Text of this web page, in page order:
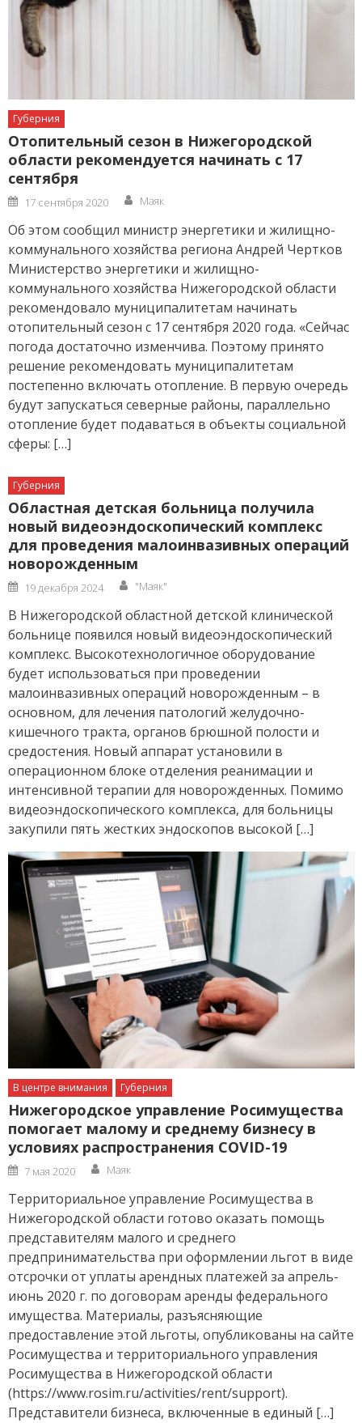
Губерния
Отопительный сезон в Нижегородской
области рекомендуется начинать с 17
сентября
Posted
on
17 сентября 2020 Author
Маяк
Об этом сообщил министр энергетики и жилищно-
коммунального хозяйства региона Андрей Чертков
Министерство энергетики и жилищно-
коммунального хозяйства Нижегородской области
рекомендовало муниципалитетам начинать
отопительный сезон с 17 сентября 2020 года. «Сейчас
погода достаточно изменчива. Поэтому принято
решение рекомендовать муниципалитетам
постепенно включать отопление. В первую очередь
будут запускаться северные районы, параллельно
отопление будет подаваться в объекты социальной
сферы: […]
Губерния
Областная детская больница получила
новый видеоэндоскопический комплекс
для проведения малоинвазивных операций
новорожденным
Posted
on
19 декабря 2024 Author
"Маяк"
В Нижегородской областной детской клинической
больнице появился новый видеоэндоскопический
комплекс. Высокотехнологичное оборудование
будет использоваться при проведении
малоинвазивных операций новорожденным – в
основном, для лечения патологий желудочно-
кишечного тракта, органов брюшной полости и
средостения. Новый аппарат установили в
операционном блоке отделения реанимации и
интенсивной терапии для новорожденных. Помимо
видеоэндоскопического комплекса, для больницы
закупили пять жестких эндоскопов высокой […]
В центре внимания Губерния
Нижегородское управление Росимущества
помогает малому и среднему бизнесу в
условиях распространения COVID-19
Posted
on
7 мая 2020 Author
Маяк
Территориальное управление Росимущества в
Нижегородской области готово оказать помощь
представителям малого и среднего
предпринимательства при оформлении льгот в виде
отсрочки от уплаты арендных платежей за апрель-
июнь 2020 г. по договорам аренды федерального
имущества. Материалы, разъясняющие
предоставление этой льготы, опубликованы на сайте
Росимущества и территориального управления
Росимущества в Нижегородской области
(https://www.rosim.ru/activities/rent/support).
Представители бизнеса, включенные в единый […]